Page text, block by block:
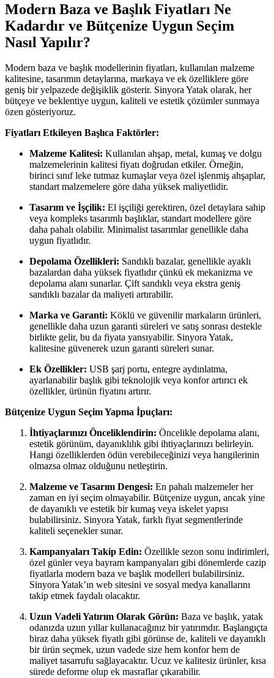
Modern Baza ve Başlık Fiyatları Ne
Kadardır ve Bütçenize Uygun Seçim
Nasıl Yapılır?
Modern baza ve başlık modellerinin fiyatları, kullanılan malzeme
kalitesine, tasarımın detaylarına, markaya ve ek özelliklere göre
geniş bir yelpazede değişiklik gösterir. Sinyora Yatak olarak, her
bütçeye ve beklentiye uygun, kaliteli ve estetik çözümler sunmaya
özen gösteriyoruz.
Fiyatları Etkileyen Başlıca Faktörler:
Malzeme Kalitesi: Kullanılan ahşap, metal, kumaş ve dolgu
malzemelerinin kalitesi fiyatı doğrudan etkiler. Örneğin,
birinci sınıf leke tutmaz kumaşlar veya özel işlenmiş ahşaplar,
standart malzemelere göre daha yüksek maliyetlidir.
Tasarım ve İşçilik: El işçiliği gerektiren, özel detaylara sahip
veya kompleks tasarımlı başlıklar, standart modellere göre
daha pahalı olabilir. Minimalist tasarımlar genellikle daha
uygun fiyatlıdır.
Depolama Özellikleri: Sandıklı bazalar, genellikle ayaklı
bazalardan daha yüksek fiyatlıdır çünkü ek mekanizma ve
depolama alanı sunarlar. Çift sandıklı veya ekstra geniş
sandıklı bazalar da maliyeti artırabilir.
Marka ve Garanti: Köklü ve güvenilir markaların ürünleri,
genellikle daha uzun garanti süreleri ve satış sonrası destekle
birlikte gelir, bu da fiyata yansıyabilir. Sinyora Yatak,
kalitesine güvenerek uzun garanti süreleri sunar.
Ek Özellikler: USB şarj portu, entegre aydınlatma,
ayarlanabilir başlık gibi teknolojik veya konfor artırıcı ek
özellikler, ürünün fiyatını artırır.
Bütçenize Uygun Seçim Yapma İpuçları:
İhtiyaçlarınızı Önceliklendirin: Öncelikle depolama alanı,
estetik görünüm, dayanıklılık gibi ihtiyaçlarınızı belirleyin.
Hangi özelliklerden ödün verebileceğinizi veya hangilerinin
olmazsa olmaz olduğunu netleştirin.
Malzeme ve Tasarım Dengesi: En pahalı malzemeler her
zaman en iyi seçim olmayabilir. Bütçenize uygun, ancak yine
de dayanıklı ve estetik bir kumaş veya iskelet yapısı
bulabilirsiniz. Sinyora Yatak, farklı fiyat segmentlerinde
kaliteli seçenekler sunar.
Kampanyaları Takip Edin: Özellikle sezon sonu indirimleri,
özel günler veya bayram kampanyaları gibi dönemlerde cazip
fiyatlarla modern baza ve başlık modelleri bulabilirsiniz.
Sinyora Yatak’ın web sitesini ve sosyal medya kanallarını
takip etmek faydalı olacaktır.
Uzun Vadeli Yatırım Olarak Görün: Baza ve başlık, yatak
odanızda uzun yıllar kullanacağınız bir yatırımdır. Başlangıçta
biraz daha yüksek fiyatlı gibi görünse de, kaliteli ve dayanıklı
bir ürün seçmek, uzun vadede size hem konfor hem de
maliyet tasarrufu sağlayacaktır. Ucuz ve kalitesiz ürünler, kısa
sürede deforme olup ek masraflar çıkarabilir.